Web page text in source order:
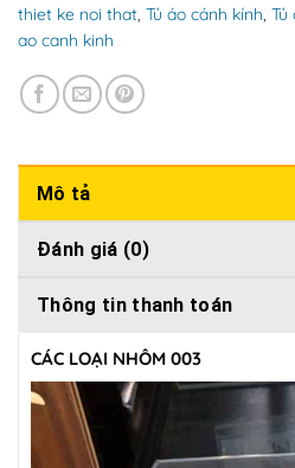
thiet ke noi that, Tủ áo cánh kính, Tủ
ao canh kinh
Mô tả
Đánh giá (0)
Thông tin thanh toán
CÁC LOẠI NHÔM 003